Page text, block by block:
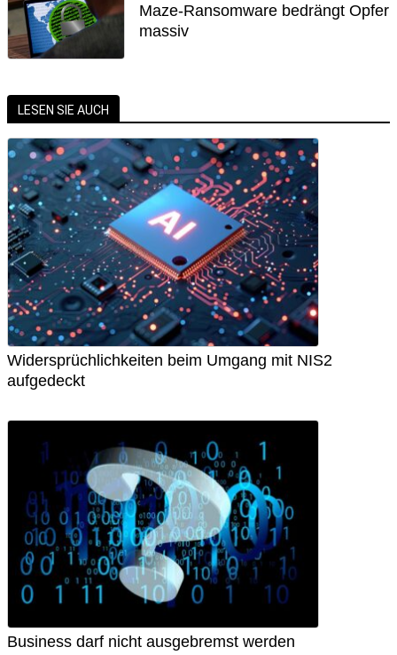
Maze-Ransomware bedrängt Opfer
massiv
LESEN SIE AUCH
Widersprüchlichkeiten beim Umgang mit NIS2
aufgedeckt
Business darf nicht ausgebremst werden